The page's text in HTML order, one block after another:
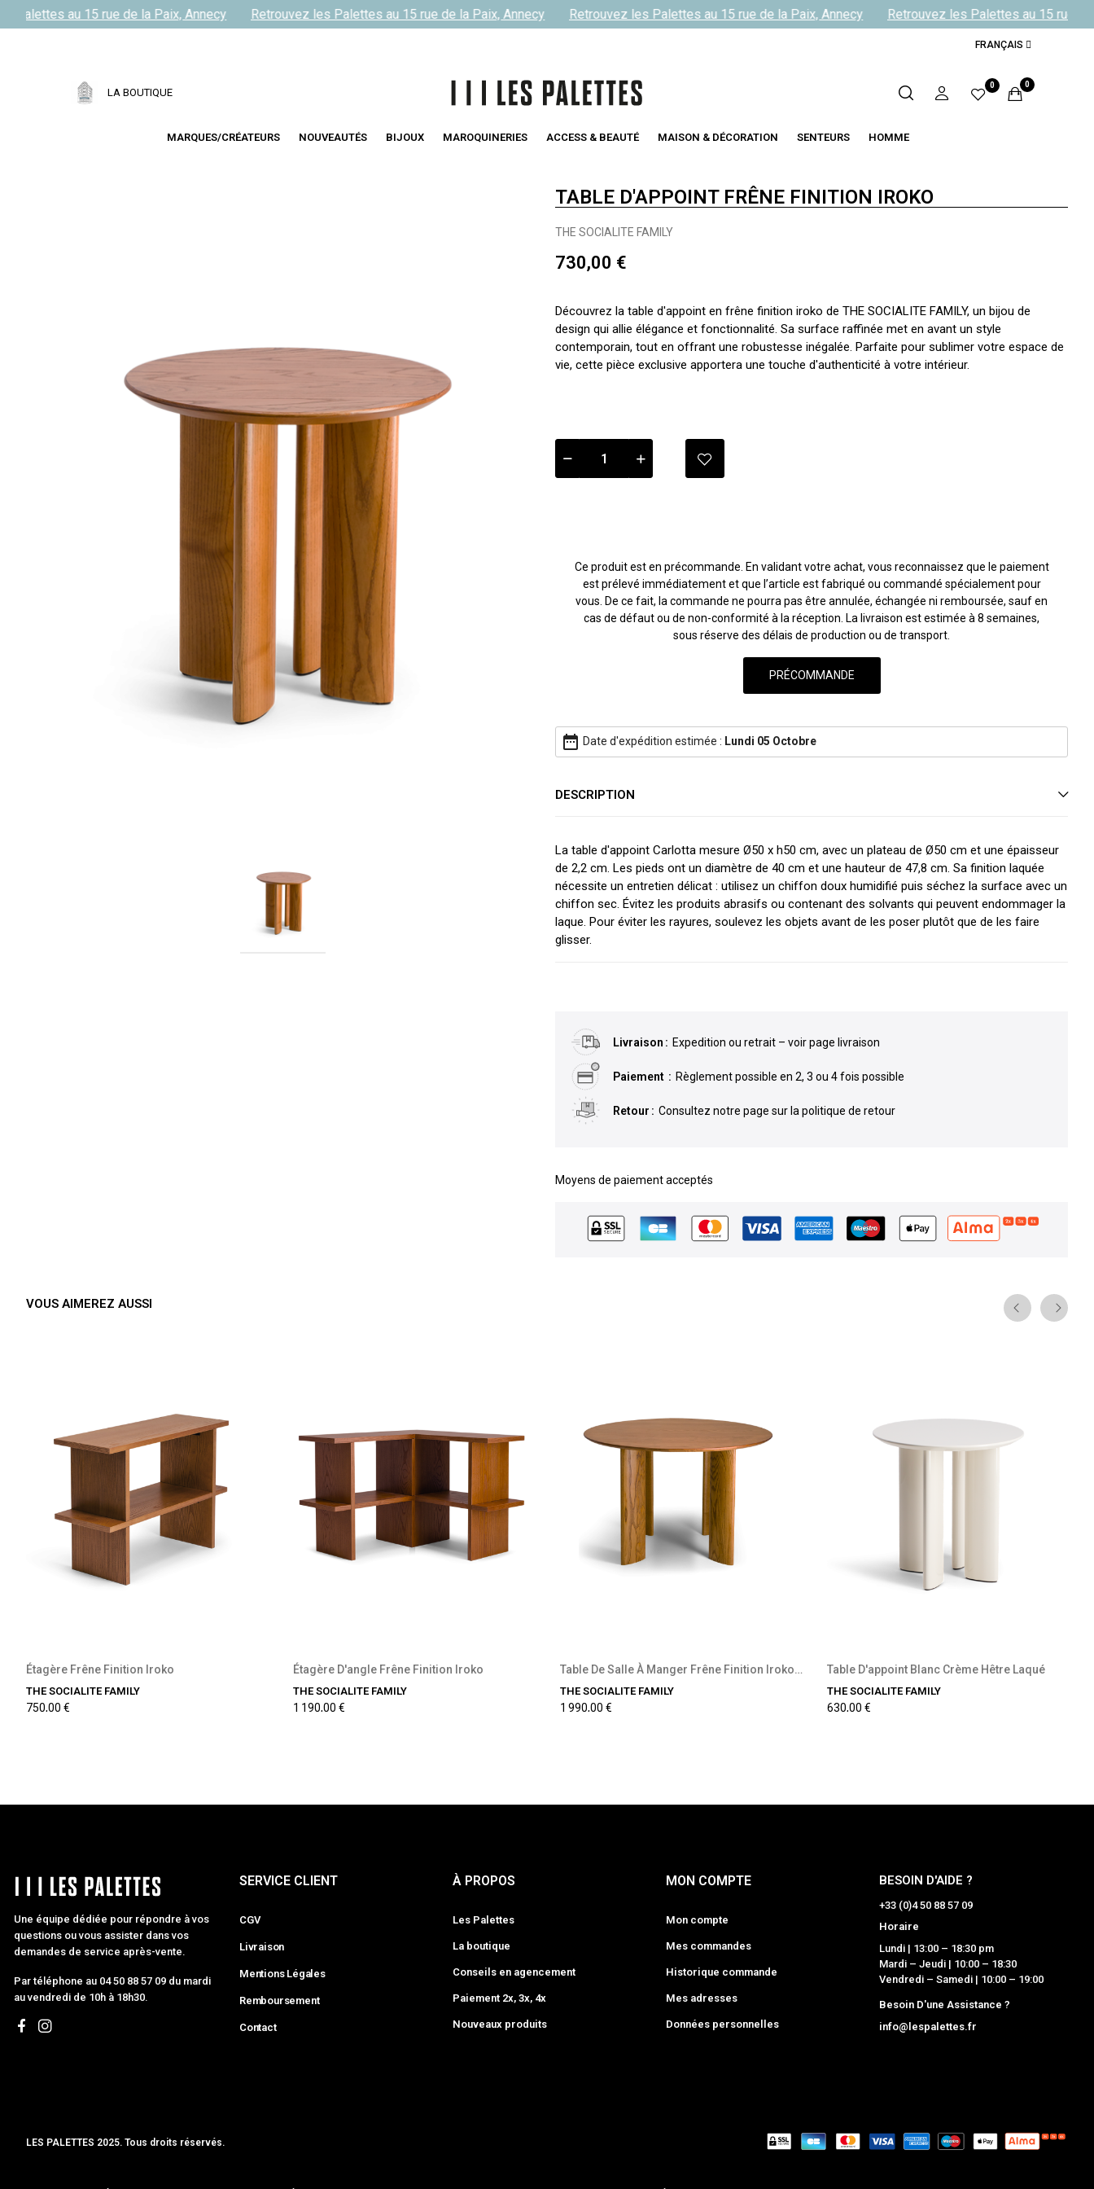
au 15 rue de la Paix, Annecy Retrouvez les Palettes au 15 rue de la Paix, Annecy Retrouvez les Palettes au 15 rue de la Paix, Annecy Retrouvez les Palettes au 15 rue de
FRANÇAIS
LA BOUTIQUE
0 0
MARQUES/CRÉATEURS NOUVEAUTÉS BIJOUX MAROQUINERIES ACCESS & BEAUTÉ MAISON & DÉCORATION SENTEURS HOMME
TABLE D'APPOINT FRÊNE FINITION IROKO
THE SOCIALITE FAMILY
730,00 €
Découvrez la table d'appoint en frêne finition iroko de THE SOCIALITE FAMILY, un bijou de
design qui allie élégance et fonctionnalité. Sa surface raffinée met en avant un style
contemporain, tout en offrant une robustesse inégalée. Parfaite pour sublimer votre espace de
vie, cette pièce exclusive apportera une touche d'authenticité à votre intérieur.
Ce produit est en précommande. En validant votre achat, vous reconnaissez que le paiement
est prélevé immédiatement et que l’article est fabriqué ou commandé spécialement pour
vous. De ce fait, la commande ne pourra pas être annulée, échangée ni remboursée, sauf en
cas de défaut ou de non-conformité à la réception. La livraison est estimée à 8 semaines,
sous réserve des délais de production ou de transport.
date_range Date d'expédition estimée : Lundi 05 Octobre
DESCRIPTION
La table d'appoint Carlotta mesure Ø50 x h50 cm, avec un plateau de Ø50 cm et une épaisseur
de 2,2 cm. Les pieds ont un diamètre de 40 cm et une hauteur de 47,8 cm. Sa finition laquée
nécessite un entretien délicat : utilisez un chiffon doux humidifié puis séchez la surface avec un
chiffon sec. Évitez les produits abrasifs ou contenant des solvants qui peuvent endommager la
laque. Pour éviter les rayures, soulevez les objets avant de les poser plutôt que de les faire
glisser.
Livraison Expedition ou retrait – voir page livraison
Paiement Règlement possible en 2, 3 ou 4 fois possible
Retour Consultez notre page sur la politique de retour
Moyens de paiement acceptés
VOUS AIMEREZ AUSSI
Étagère Frêne Finition Iroko
THE SOCIALITE FAMILY
Précommande disponible
750,00 €
Étagère D'angle Frêne Finition Iroko
THE SOCIALITE FAMILY
Précommande disponible
1 190,00 €
Table De Salle À Manger Frêne Finition Iroko...
THE SOCIALITE FAMILY
Précommande disponible
1 990,00 €
Table D'appoint Blanc Crème Hêtre Laqué
THE SOCIALITE FAMILY
630,00 €
Une équipe dédiée pour répondre à vos
questions ou vous assister dans vos
demandes de service après-vente.
Par téléphone au 04 50 88 57 09 du mardi
au vendredi de 10h à 18h30.
SERVICE CLIENT
CGV
Livraison
Mentions Légales
Remboursement
Contact
À PROPOS
Les Palettes
La boutique
Conseils en agencement
Paiement 2x, 3x, 4x
Nouveaux produits
MON COMPTE
Mon compte
Mes commandes
Historique commande
Mes adresses
Données personnelles
BESOIN D'AIDE ?
+33 (0)4 50 88 57 09
Horaire
Lundi | 13:00 – 18:30 pm
Mardi – Jeudi | 10:00 – 18:30
Vendredi – Samedi | 10:00 – 19:00
Besoin D'une Assistance ?
info@lespalettes.fr
LES PALETTES 2025. Tous droits réservés.